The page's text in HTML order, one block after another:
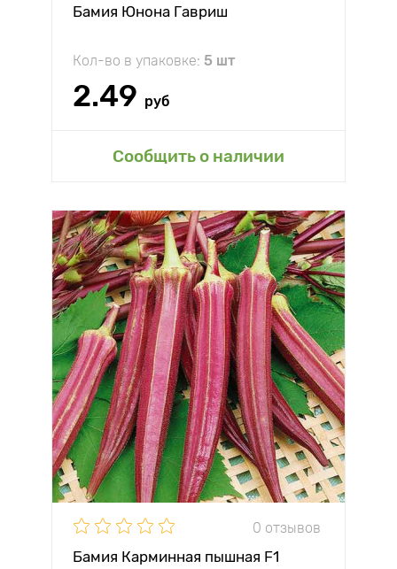
Бамия Юнона Гавриш
Кол-во в упаковке: 5 шт
2.49 руб
Сообщить о наличии
0 отзывов
Бамия Карминная пышная F1